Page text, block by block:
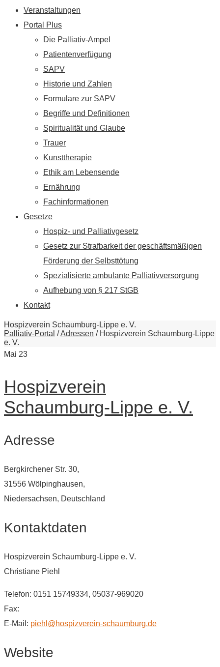
Veranstaltungen
Portal Plus
Die Palliativ-Ampel
Patientenverfügung
SAPV
Historie und Zahlen
Formulare zur SAPV
Begriffe und Definitionen
Spiritualität und Glaube
Trauer
Kunsttherapie
Ethik am Lebensende
Ernährung
Fachinformationen
Gesetze
Hospiz- und Palliativgesetz
Gesetz zur Strafbarkeit der geschäftsmäßigen
Förderung der Selbsttötung
Spezialisierte ambulante Palliativversorgung
Aufhebung von § 217 StGB
Kontakt
Hospizverein Schaumburg-Lippe e. V.
Palliativ-Portal /Adressen / Hospizverein Schaumburg-Lippe
e. V.
Mai 23
Hospizverein
Schaumburg-Lippe e. V.
Adresse
Bergkirchener Str. 30,
31556 Wölpinghausen,
Niedersachsen, Deutschland
Kontaktdaten
Hospizverein Schaumburg-Lippe e. V.
Christiane Piehl
Telefon: 0151 15749334, 05037-969020
Fax:
E-Mail: piehl@hospizverein-schaumburg.de
Website